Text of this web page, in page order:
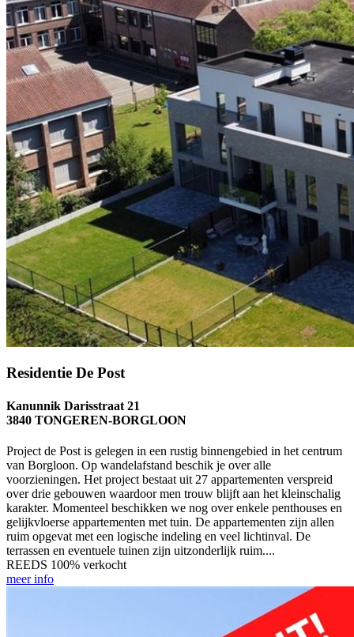
Residentie De Post
Kanunnik Darisstraat 21
3840 TONGEREN-BORGLOON
Project de Post is gelegen in een rustig binnengebied in het centrum
van Borgloon. Op wandelafstand beschik je over alle
voorzieningen. Het project bestaat uit 27 appartementen verspreid
over drie gebouwen waardoor men trouw blijft aan het kleinschalig
karakter. Momenteel beschikken we nog over enkele penthouses en
gelijkvloerse appartementen met tuin. De appartementen zijn allen
ruim opgevat met een logische indeling en veel lichtinval. De
terrassen en eventuele tuinen zijn uitzonderlijk ruim....
REEDS 100% verkocht
meer info